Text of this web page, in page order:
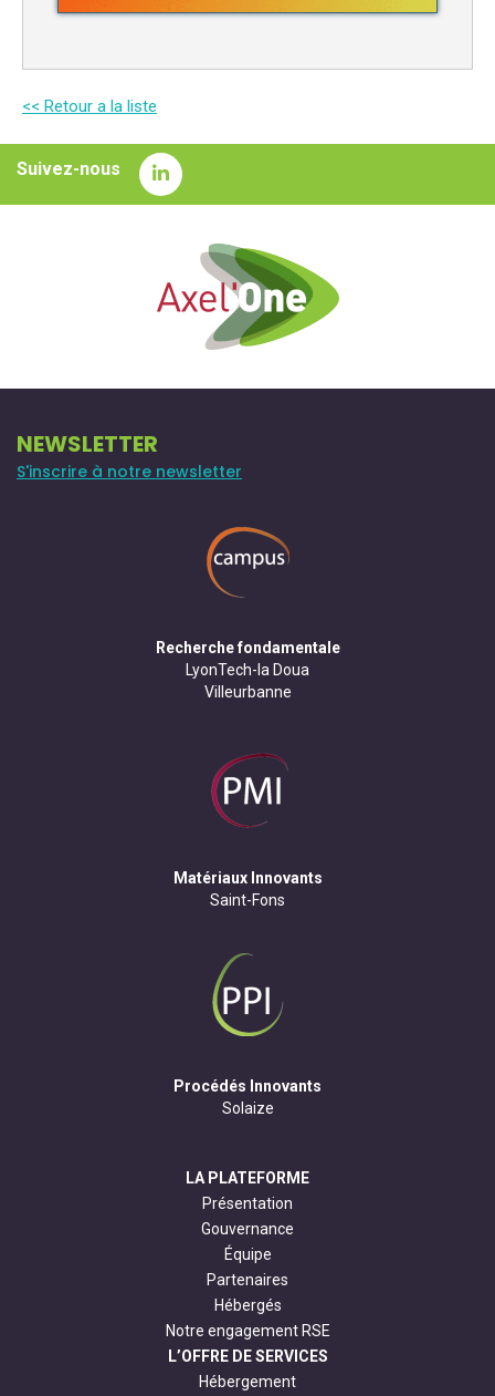
<< Retour a la liste
Suivez-nous
NEWSLETTER
S'inscrire à notre newsletter
Recherche fondamentale
LyonTech-la Doua
Villeurbanne
Matériaux Innovants
Saint-Fons
Procédés Innovants
Solaize
LA PLATEFORME
Présentation
Gouvernance
Équipe
Partenaires
Hébergés
Notre engagement RSE
L’OFFRE DE SERVICES
Hébergement